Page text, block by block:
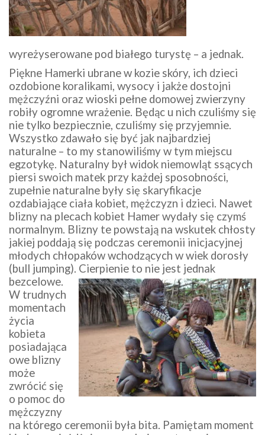
wyreżyserowane pod białego turystę – a jednak.
Piękne Hamerki ubrane w kozie skóry, ich dzieci
ozdobione koralikami, wysocy i jakże dostojni
mężczyźni oraz wioski pełne domowej zwierzyny
robiły ogromne wrażenie. Będąc u nich czuliśmy się
nie tylko bezpiecznie, czuliśmy się przyjemnie.
Wszystko zdawało się być jak najbardziej
naturalne – to my stanowiliśmy w tym miejscu
egzotykę. Naturalny był widok niemowląt ssących
piersi swoich matek przy każdej sposobności,
zupełnie naturalne były się skaryfikacje
ozdabiające ciała kobiet, mężczyzn i dzieci. Nawet
blizny na plecach kobiet Hamer wydały się czymś
normalnym. Blizny te powstają na wskutek chłosty
jakiej poddają się podczas ceremonii inicjacyjnej
młodych chłopaków wchodzących w wiek dorosły
(bull jumping). Cierpienie to nie jest jednak
bezcelowe.
W trudnych
momentach
życia
kobieta
posiadająca
owe blizny
może
zwrócić się
o pomoc do
mężczyzny
na którego ceremonii była bita. Pamiętam moment